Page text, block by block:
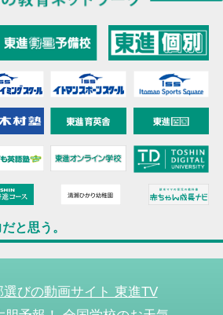
と思う。
選びの動画サイト 東進TV